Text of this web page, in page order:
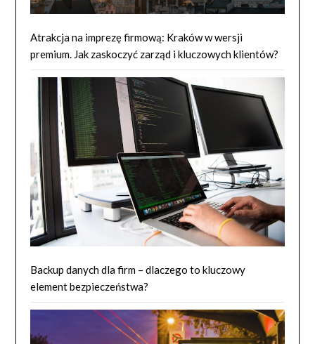
Atrakcja na imprezę firmową: Kraków w wersji
premium. Jak zaskoczyć zarząd i kluczowych klientów?
Backup danych dla firm – dlaczego to kluczowy
element bezpieczeństwa?